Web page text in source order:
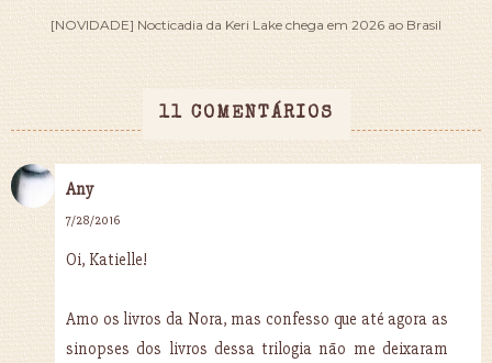
[NOVIDADE] Nocticadia da Keri Lake chega em 2026 ao Brasil
11 COMENTÁRIOS
Any
7/28/2016
Oi, Katielle!
Amo os livros da Nora, mas confesso que até agora as
sinopses dos livros dessa trilogia nāo me deixaram